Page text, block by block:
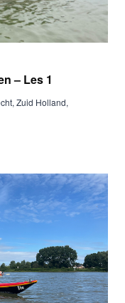
– Les 1
Zuid Holland,